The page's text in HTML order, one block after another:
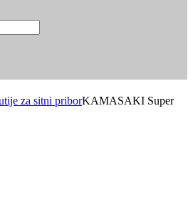
za sitni priborKAMASAKI Super